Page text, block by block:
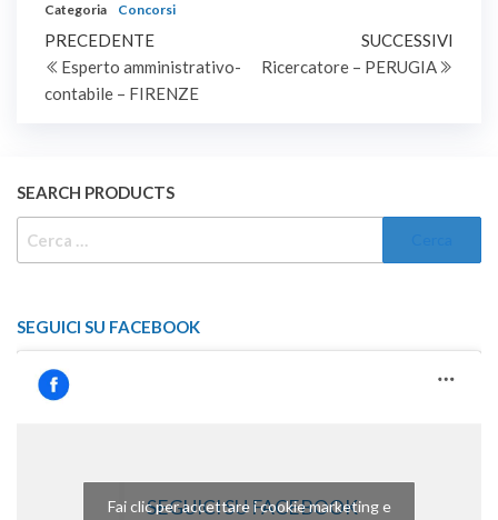
e pieno, GSD 11/PHIL-
02 - Logica, storia e
filosofia delle scienze e
delle tecniche, per il
Dipartimento di scienze
Categoria Concorsi
Navigazione
articoli
Articolo
precedente
PRECEDENTE
Esperto amministrativo-
contabile – FIRENZE
SUCCESSIVI
Ricercatore – PERUGIA
SEARCH PRODUCTS
SEGUICI SU FACEBOOK
SEGUICI SU FACEBOOK
Fai clic per accettare i cookie marketing e